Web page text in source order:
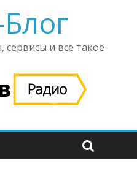
Блог
и все такое